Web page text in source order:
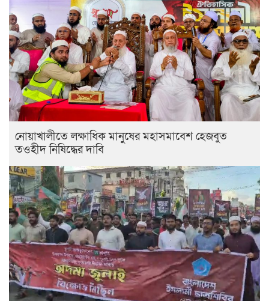
নোয়াখালীতে লক্ষাধিক মানুষের মহাসমাবেশ হেজবুত
তওহীদ নিষিদ্ধের দাবি